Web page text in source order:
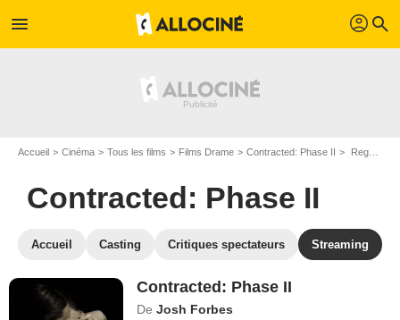
menu profil search
Accueil Cinéma Tous les films Films Drame Contracted: Phase II Regarder Contracted: Phase II en SVOD
Contracted: Phase II
Accueil Casting Critiques spectateurs Streaming
Contracted: Phase II
De Josh Forbes